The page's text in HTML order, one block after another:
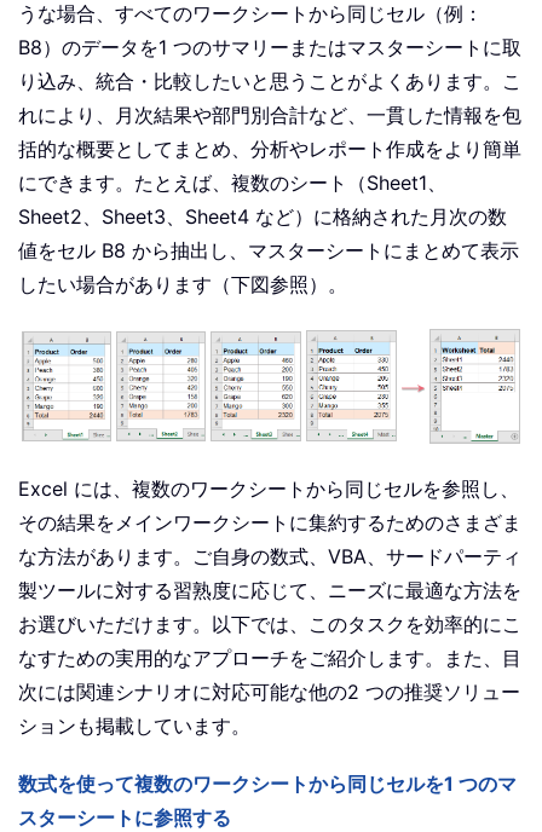
うな場合、すべてのワークシートから同じセル（例：
B8）のデータを1 つのサマリーまたはマスターシートに取
り込み、統合・比較したいと思うことがよくあります。こ
れにより、月次結果や部門別合計など、一貫した情報を包
括的な概要としてまとめ、分析やレポート作成をより簡単
にできます。たとえば、複数のシート（Sheet1、
Sheet2、Sheet3、Sheet4 など）に格納された月次の数
値をセル B8 から抽出し、マスターシートにまとめて表示
したい場合があります（下図参照）。
Excel には、複数のワークシートから同じセルを参照し、
その結果をメインワークシートに集約するためのさまざま
な方法があります。ご自身の数式、VBA、サードパーティ
製ツールに対する習熟度に応じて、ニーズに最適な方法を
お選びいただけます。以下では、このタスクを効率的にこ
なすための実用的なアプローチをご紹介します。また、目
次には関連シナリオに対応可能な他の2 つの推奨ソリュー
ションも掲載しています。
数式を使って複数のワークシートから同じセルを1 つのマ
スターシートに参照する